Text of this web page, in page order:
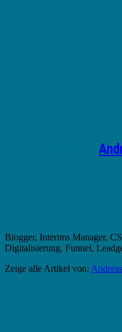
Blogger, Interims Manager,
Digitalisierung, Funnel,
Zeige alle Artikel von: